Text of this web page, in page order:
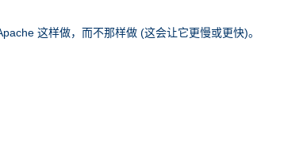
这样做，而不那样做 (这会让它更慢或更快)。